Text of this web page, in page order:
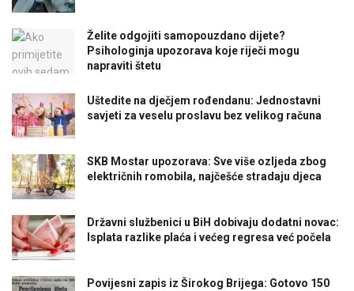
Želite odgojiti samopouzdano dijete?
Psihologinja upozorava koje riječi mogu
napraviti štetu
Uštedite na dječjem rođendanu: Jednostavni
savjeti za veselu proslavu bez velikog računa
SKB Mostar upozorava: Sve više ozljeda zbog
električnih romobila, najčešće stradaju djeca
Državni službenici u BiH dobivaju dodatni novac:
Isplata razlike plaća i većeg regresa već počela
Povijesni zapis iz Širokog Brijega: Gotovo 150